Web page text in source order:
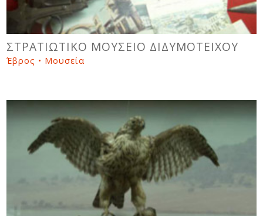
ΣΤΡΑΤΙΩΤΙΚΟ ΜΟΥΣΕΙΟ ΔΙΔΥΜΟΤΕΙΧΟΥ
Έβρος • Μουσεία